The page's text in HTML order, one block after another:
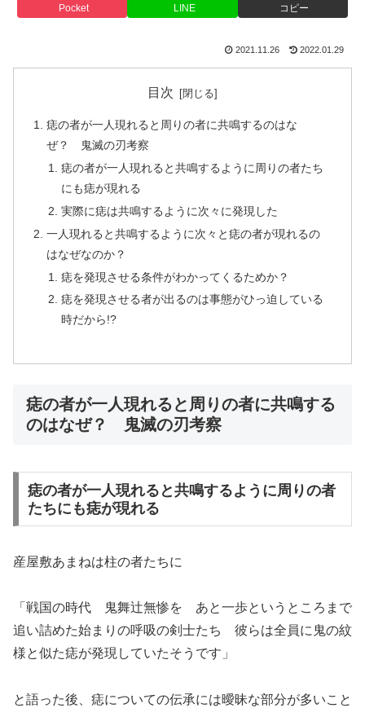
Pocket LINE コピー
2021.11.26 2022.01.29
目次
痣の者が一人現れると周りの者に共鳴するのはな
ぜ？ 鬼滅の刃考察
痣の者が一人現れると共鳴するように周りの者たち
にも痣が現れる
実際に痣は共鳴するように次々に発現した
一人現れると共鳴するように次々と痣の者が現れるの
はなぜなのか？
痣を発現させる条件がわかってくるためか？
痣を発現させる者が出るのは事態がひっ迫している
時だから!?
痣の者が一人現れると周りの者に共鳴する
のはなぜ？ 鬼滅の刃考察
痣の者が一人現れると共鳴するように周りの者
たちにも痣が現れる
産屋敷あまねは柱の者たちに
「戦国の時代 鬼舞辻無惨を あと一歩というところまで
追い詰めた始まりの呼吸の剣士たち 彼らは全員に鬼の紋
様と似た痣が発現していたそうです」
と語った後、痣についての伝承には曖昧な部分が多いこと